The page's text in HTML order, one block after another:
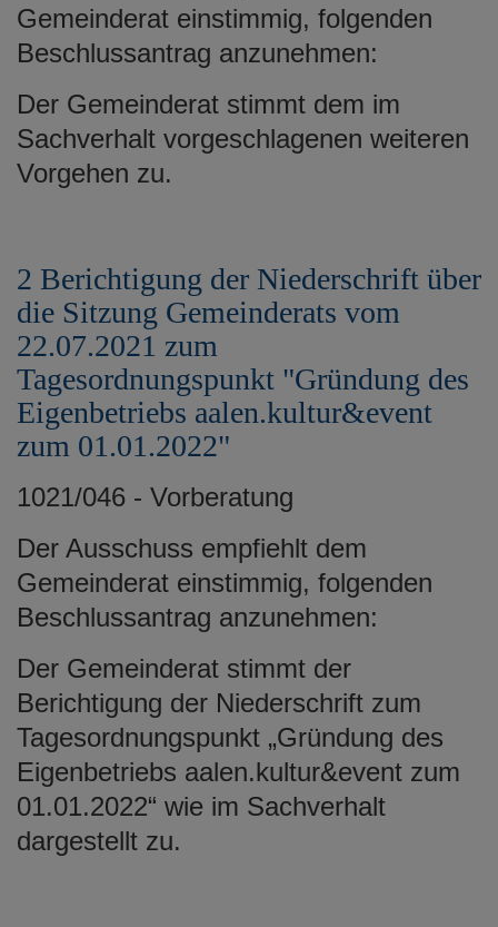
Gemeinderat einstimmig, folgenden
Beschlussantrag anzunehmen:
Der Gemeinderat stimmt dem im
Sachverhalt vorgeschlagenen weiteren
Vorgehen zu.
2 Berichtigung der Niederschrift über
die Sitzung Gemeinderats vom
22.07.2021 zum
Tagesordnungspunkt "Gründung des
Eigenbetriebs aalen.kultur&event
zum 01.01.2022"
1021/046 - Vorberatung
Der Ausschuss empfiehlt dem
Gemeinderat einstimmig, folgenden
Beschlussantrag anzunehmen:
Der Gemeinderat stimmt der
Berichtigung der Niederschrift zum
Tagesordnungspunkt „Gründung des
Eigenbetriebs aalen.kultur&event zum
01.01.2022“ wie im Sachverhalt
dargestellt zu.